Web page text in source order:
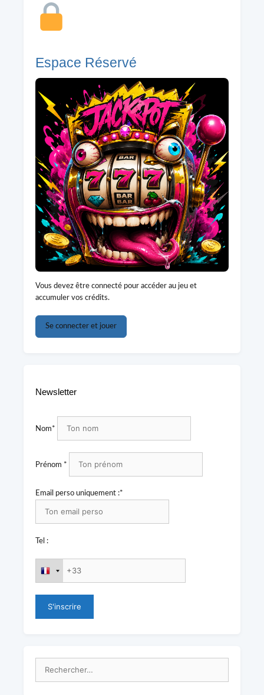
Espace Réservé
Vous devez être connecté pour accéder au jeu et
accumuler vos crédits.
Se connecter et jouer
Newsletter
Nom*
Prénom *
Email perso uniquement :*
Tel :